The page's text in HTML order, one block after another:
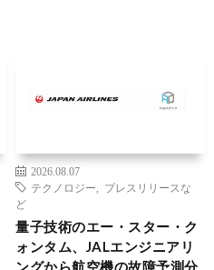
2026.08.07
テクノロジー
プレスリリースな
ど
量子技術のエー・スター・ク
ォンタム、JALエンジニアリ
ングから航空機の故障予測分